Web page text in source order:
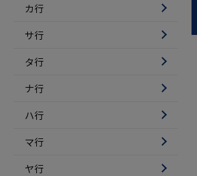
カ行
サ行
タ行
ナ行
ハ行
マ行
ヤ行